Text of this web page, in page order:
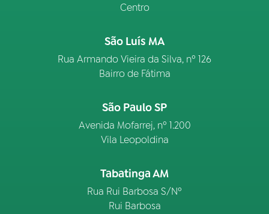
Centro
São Luís MA
Rua Armando Vieira da Silva, nº 126
Bairro de Fátima
São Paulo SP
Avenida Mofarrej, nº 1.200
Vila Leopoldina
Tabatinga AM
Rua Rui Barbosa S/Nº
Rui Barbosa